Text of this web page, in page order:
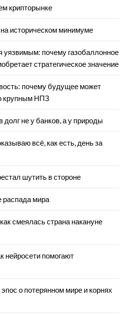
крипторынке
историческом минимуме
уязвимым: почему газобаллонное
стратегическое значение
почему будущее может
крупным НПЗ
не у банков, а у природы
всё, как есть, день за
шутить в стороне
мира
смеялась страна накануне
нейросети помогают
о потерянном мире и корнях